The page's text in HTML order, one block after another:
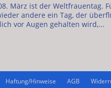
März ist der Weltfrauentag.
andere ein Tag, der
vor Augen gehalten wird,...
Haftung/Hinweise AGB